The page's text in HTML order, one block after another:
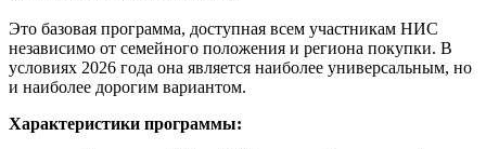
Это базовая программа, доступная всем участникам НИС
независимо от семейного положения и региона покупки. В
условиях 2026 года она является наиболее универсальным, но
и наиболее дорогим вариантом.
Характеристики программы: